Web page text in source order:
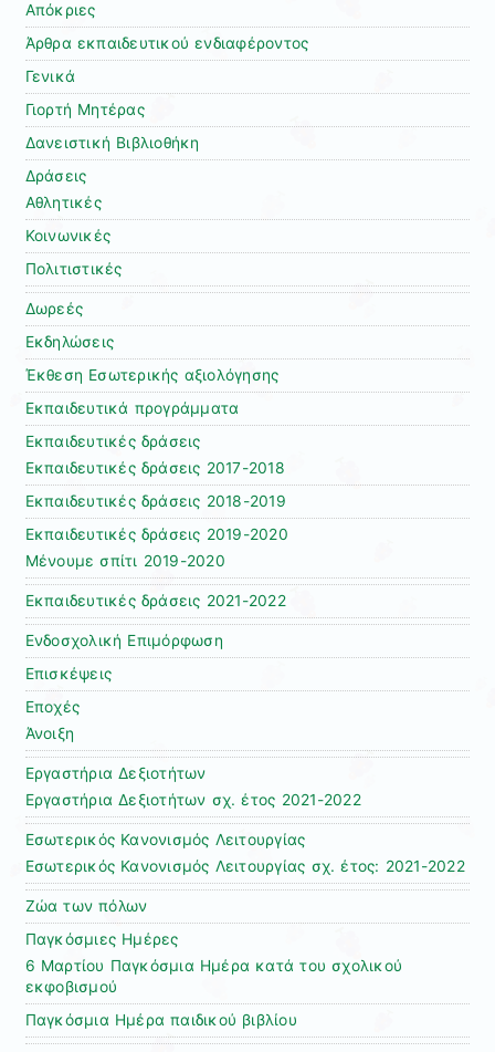
Απόκριες
Άρθρα εκπαιδευτικού ενδιαφέροντος
Γενικά
Γιορτή Μητέρας
Δανειστική Βιβλιοθήκη
Δράσεις
Αθλητικές
Κοινωνικές
Πολιτιστικές
Δωρεές
Εκδηλώσεις
Έκθεση Εσωτερικής αξιολόγησης
Εκπαιδευτικά προγράμματα
Εκπαιδευτικές δράσεις
Εκπαιδευτικές δράσεις 2017-2018
Εκπαιδευτικές δράσεις 2018-2019
Εκπαιδευτικές δράσεις 2019-2020
Μένουμε σπίτι 2019-2020
Εκπαιδευτικές δράσεις 2021-2022
Ενδοσχολική Επιμόρφωση
Επισκέψεις
Εποχές
Άνοιξη
Εργαστήρια Δεξιοτήτων
Εργαστήρια Δεξιοτήτων σχ. έτος 2021-2022
Εσωτερικός Κανονισμός Λειτουργίας
Εσωτερικός Κανονισμός Λειτουργίας σχ. έτος: 2021-2022
Ζώα των πόλων
Παγκόσμιες Ημέρες
6 Μαρτίου Παγκόσμια Ημέρα κατά του σχολικού
εκφοβισμού
Παγκόσμια Ημέρα παιδικού βιβλίου